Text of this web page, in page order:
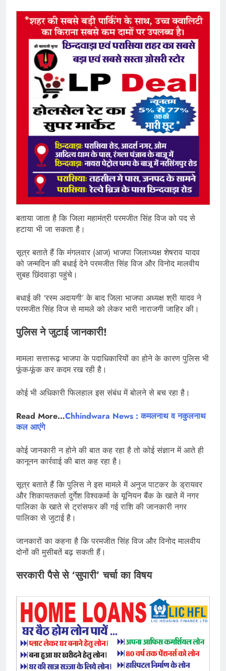
बताया जाता है कि जिला महामंत्री परमजीत सिंह विज को पद से
हटाया भी जा सकता है।
सूत्र बताते हैं कि मंगलवार (आज) भाजपा जिलाध्यक्ष शेषराव यादव
को जन्मदिन की बधाई देने परमजीत सिंह विज और विनोद मालवीय
सुबह छिंदवाड़ा पहुंचे।
बधाई की ‘रस्म अदायगी’ के बाद जिला भाजपा अध्यक्ष श्री यादव ने
परमजीत सिंह विज से मामले को लेकर भारी नाराजगी जाहिर की।
पुलिस ने जुटाई जानकारी!
मामला सत्तारूढ़ भाजपा के पदाधिकारियों का होने के कारण पुलिस भी
फूंक-फूंक कर कदम रख रही है।
कोई भी अधिकारी फिलहाल इस संबंध में बोलने से बच रहा है।
Read More…Chhindwara News : कमलनाथ व नकुलनाथ
कल आएंगे
कोई जानकारी न होने की बात कह रहा है तो कोई संज्ञान में आते ही
कानूनन कार्रवाई की बात कह रहा है।
सूत्र बताते हैं कि पुलिस ने इस मामले में अनुज पाटकर के ड्रायवर
और शिकायतकर्ता दुर्गेश विश्वकर्मा के यूनियन बैंक के खाते में नगर
पालिका के खाते से ट्रांसफर की गई राशि की जानकारी नगर
पालिका से जुटाई है।
जानकारों का कहना है कि परमजीत सिंह विज और विनोद मालवीय
दोनों की मुसीबतें बढ़ सकती हैं।
सरकारी पैसे से ‘सुपारी’ चर्चा का विषय